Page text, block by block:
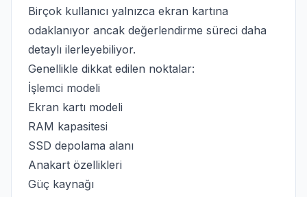
Birçok kullanıcı yalnızca ekran kartına
odaklanıyor ancak değerlendirme süreci daha
detaylı ilerleyebiliyor.
Genellikle dikkat edilen noktalar:
İşlemci modeli
Ekran kartı modeli
RAM kapasitesi
SSD depolama alanı
Anakart özellikleri
Güç kaynağı